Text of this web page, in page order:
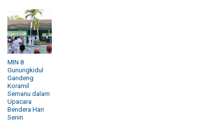
MIN 8
Gunungkidul
Gandeng
Koramil
Semanu dalam
Upacara
Bendera Hari
Senin